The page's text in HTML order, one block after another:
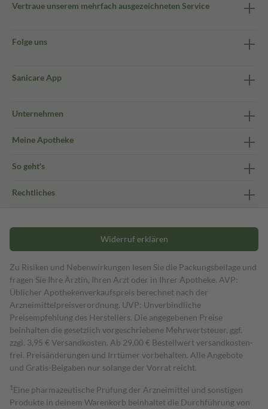
Vertraue unserem mehrfach ausgezeichneten Service
Folge uns
Sanicare App
Unternehmen
Meine Apotheke
So geht's
Rechtliches
Widerruf erklären
Zu Risiken und Nebenwirkungen lesen Sie die Packungsbeilage und
fragen Sie Ihre Ärztin, Ihren Arzt oder in Ihrer Apotheke. AVP:
Üblicher Apothekenverkaufspreis berechnet nach der
Arzneimittelpreisverordnung. UVP: Unverbindliche
Preisempfehlung des Herstellers. Die angegebenen Preise
beinhalten die gesetzlich vorgeschriebene Mehrwertsteuer, ggf.
zzgl. 3,95 € Versandkosten. Ab 29,00 € Bestell­wert versand­kosten­
frei. Preisänderungen und Irrtümer vorbehalten. Alle Angebote
und Gratis-Beigaben nur solange der Vorrat reicht.
1 Eine pharmazeutische Prüfung der Arzneimittel und sonstigen
Produkte in deinem Warenkorb beinhaltet die Durchführung von